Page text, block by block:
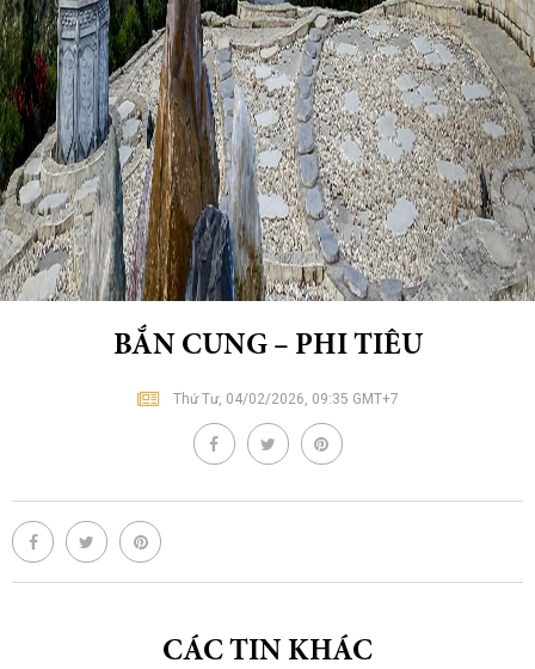
BẮN CUNG – PHI TIÊU
Thứ Tư, 04/02/2026, 09:35 GMT+7
CÁC TIN KHÁC